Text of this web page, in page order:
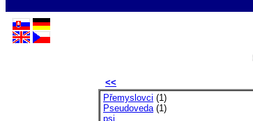
<<
Přemyslovci (1)
Pseudoveda(1)
psi